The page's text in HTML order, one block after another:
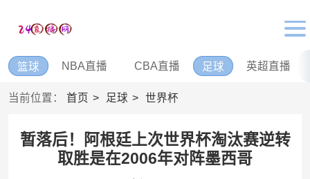
篮球 NBA直播 CBA直播 足球 英超直播
当前位置： 首页 足球 世界杯
暂落后！阿根廷上次世界杯淘汰赛逆转
取胜是在2006年对阵墨西哥